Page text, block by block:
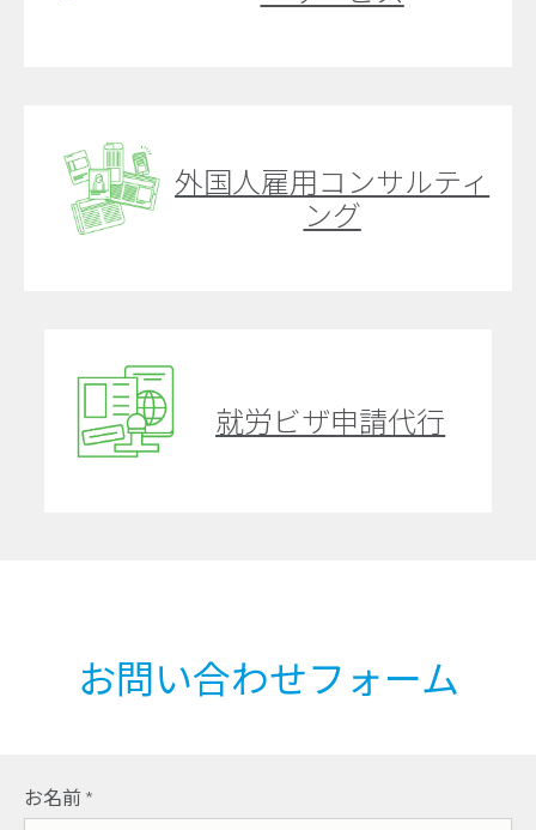
外国人雇用コンサルティ
ング
就労ビザ申請代行
お問い合わせフォーム
お名前 *